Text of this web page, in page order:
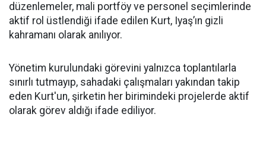
düzenlemeler, mali portföy ve personel seçimlerinde
aktif rol üstlendiği ifade edilen Kurt, Iyaş’ın gizli
kahramanı olarak anılıyor.
Yönetim kurulundaki görevini yalnızca toplantılarla
sınırlı tutmayıp, sahadaki çalışmaları yakından takip
eden Kurt'un, şirketin her birimindeki projelerde aktif
olarak görev aldığı ifade ediliyor.